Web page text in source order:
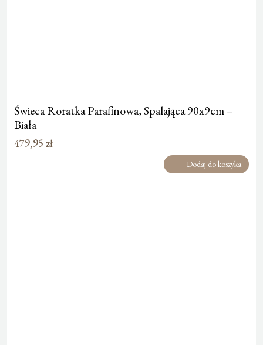
Świeca Roratka Parafinowa, Spalająca 90x9cm –
Biała
479,95 zł
Dodaj do koszyka